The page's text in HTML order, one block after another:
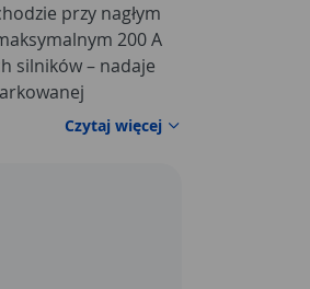
przy nagłym
200 A
silników – nadaje
przy pomocy
Czytaj więcej